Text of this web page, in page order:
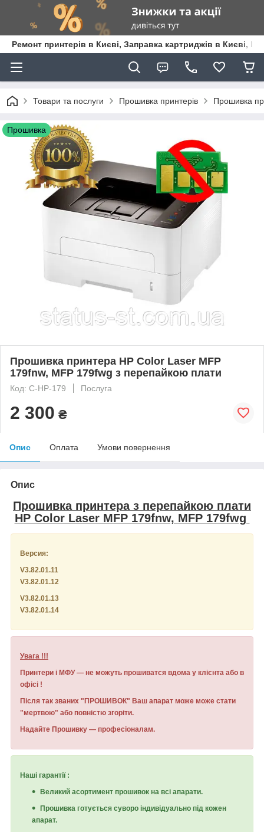
Ремонт принтерів в Києві, Заправка картриджів в Києві,
Товари та послуги Прошивка принтерів Прошивка
Прошивка
Прошивка принтера HP Color Laser MFP
179fnw, MFP 179fwg з перепайкою плати
Код: C-HP-179 Послуга
2 300 ₴
Опис Оплата Умови повернення
Опис
Прошивка принтера з перепайкою плати
HP Color Laser MFP 179fnw, MFP 179fwg
Версия:
V3.82.01.11
V3.82.01.12
V3.82.01.13
V3.82.01.14
Увага !!!
Принтери і МФУ ― не можуть прошиватся вдома у клієнта або в
офісі !
Після так званих "ПРОШИВОК" Ваш апарат може може стати
"мертвою" або повністю згоріти.
Надайте Прошивку ― професіоналам.
Наші гарантії :
Великий асортимент прошивок на всі апарати.
Прошивка готується суворо індивідуально під кожен
апарат.